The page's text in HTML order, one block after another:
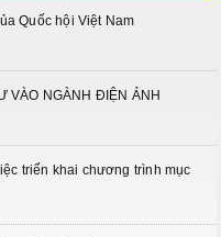
Quốc hội Việt Nam
VÀO NGÀNH ĐIỆN ẢNH
triển khai chương trình mục